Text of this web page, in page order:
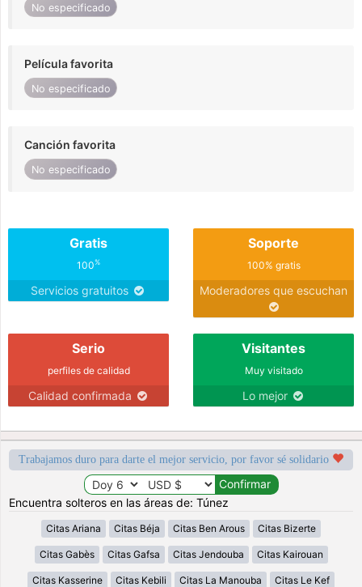
No especificado
Película favorita
No especificado
Canción favorita
No especificado
Gratis
100%
Servicios gratuitos
Soporte
100% gratis
Moderadores que escuchan
Serio
perfiles de calidad
Calidad confirmada
Visitantes
Muy visitado
Lo mejor
Trabajamos duro para darte el mejor servicio, por favor sé solidario
Encuentra solteros en las áreas de: Túnez
Citas Ariana Citas Béja Citas Ben Arous Citas Bizerte
Citas Gabès Citas Gafsa Citas Jendouba Citas Kairouan
Citas Kasserine Citas Kebili Citas La Manouba Citas Le Kef